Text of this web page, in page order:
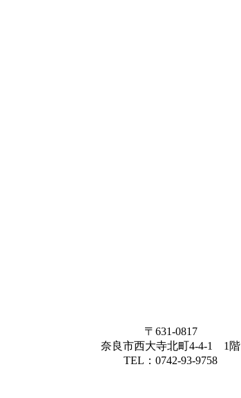
〒631-0817
奈良市西大寺北町4-4-1 1階
TEL：0742-93-9758